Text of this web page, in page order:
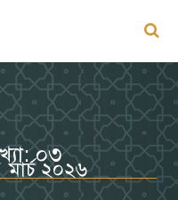
০৩
২০২৬